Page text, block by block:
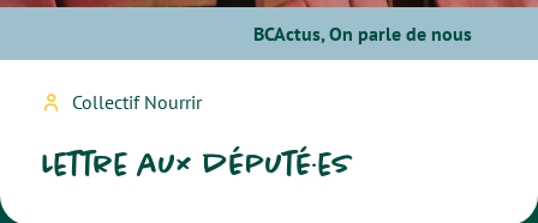
BCActus,On parle de nous
Collectif Nourrir
Lettre aux député·es